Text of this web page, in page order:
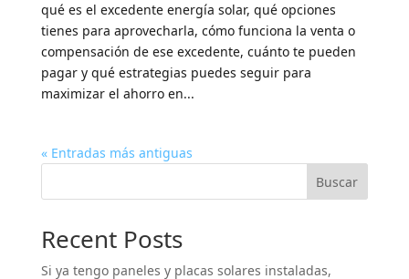
qué es el excedente energía solar, qué opciones
tienes para aprovecharla, cómo funciona la venta o
compensación de ese excedente, cuánto te pueden
pagar y qué estrategias puedes seguir para
maximizar el ahorro en...
« Entradas más antiguas
Buscar
Recent Posts
Si ya tengo paneles y placas solares instaladas,